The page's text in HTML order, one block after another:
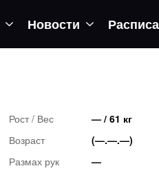
Новости
Рост / Вес
— / 61 кг
Возраст
(—.—.—)
Размах рук
—